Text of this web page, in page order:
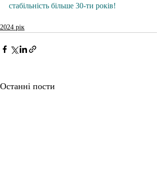
стабільність більше 30-ти років!
2024 рік
Останні пости